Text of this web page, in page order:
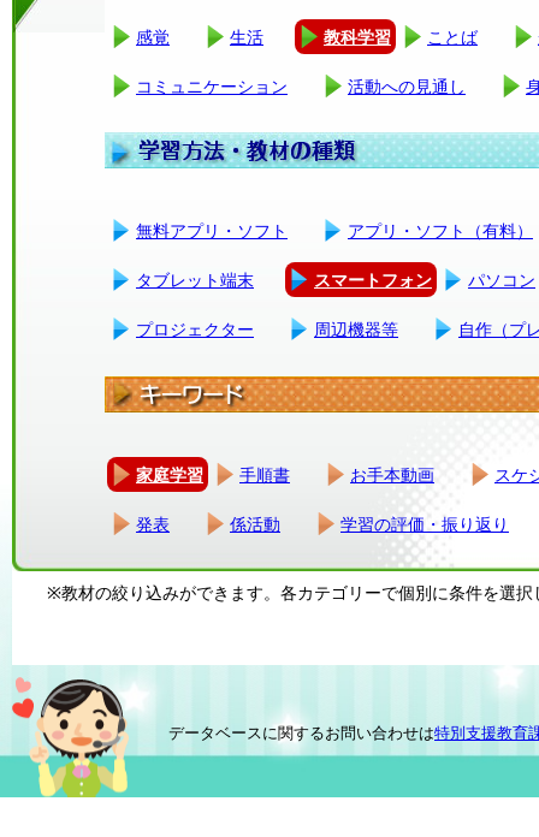
感覚 生活 教科学習 ことば
コミュニケーション 活動への見通し
無料アプリ・ソフト アプリ・ソフト（有料）
タブレット端末 スマートフォン パソコン
プロジェクター 周辺機器等 自作（プ
家庭学習 手順書 お手本動画 スケ
発表 係活動 学習の評価・振り返り
※教材の絞り込みができます。各カテゴリーで個別に条件を選択
データベースに関するお問い合わせは特別支援教育